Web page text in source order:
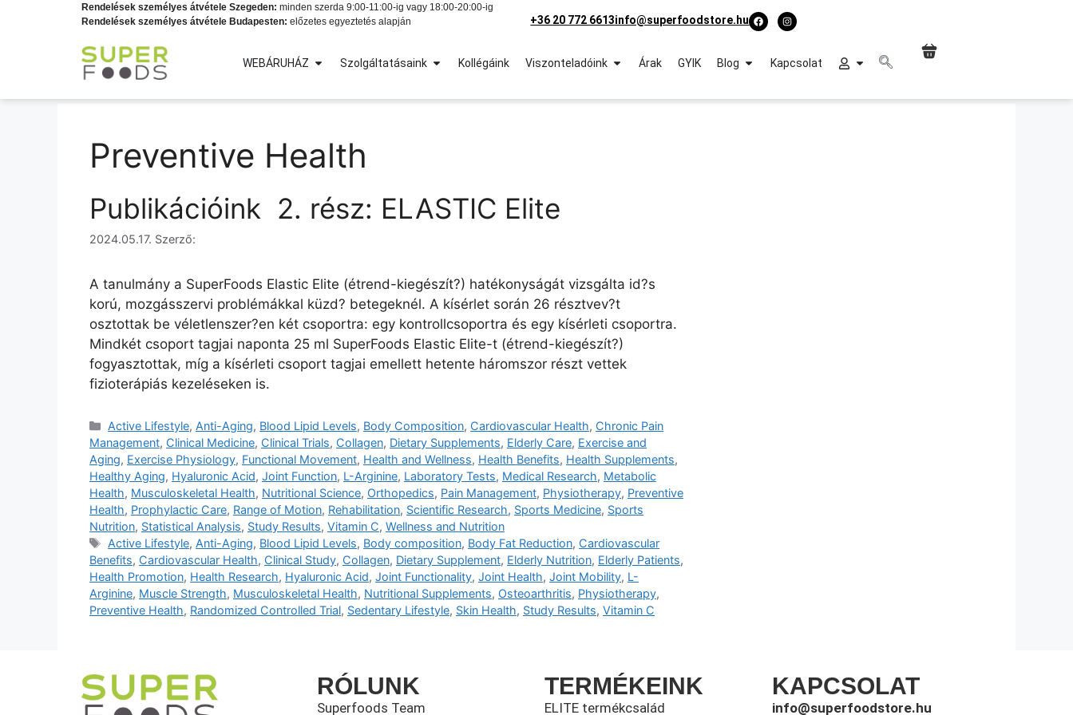
Rendelések személyes átvétele Szegeden: minden szerda 9:00-11:00-ig vagy 18:00-20:00-ig
Rendelések személyes átvétele Budapesten: előzetes egyeztetés alapján +36 20 772 6613info@superfoodstore.hu
WEBÁRUHÁZ Szolgáltatásaink Kollégáink Viszonteladóink Árak GYIK Blog Kapcsolat
Preventive Health
Publikációink  2. rész: ELASTIC Elite
2024.05.17. Szerző:
A tanulmány a SuperFoods Elastic Elite (étrend-kiegészít?) hatékonyságát vizsgálta id?s
korú, mozgásszervi problémákkal küzd? betegeknél. A kísérlet során 26 résztvev?t
osztottak be véletlenszer?en két csoportra: egy kontrollcsoportra és egy kísérleti csoportra.
Mindkét csoport tagjai naponta 25 ml SuperFoods Elastic Elite-t (étrend-kiegészít?)
fogyasztottak, míg a kísérleti csoport tagjai emellett hetente háromszor részt vettek
fizioterápiás kezeléseken is.
Active Lifestyle, Anti-Aging, Blood Lipid Levels, Body Composition, Cardiovascular Health, Chronic Pain
Management, Clinical Medicine, Clinical Trials, Collagen, Dietary Supplements, Elderly Care, Exercise and
Aging, Exercise Physiology, Functional Movement, Health and Wellness, Health Benefits, Health Supplements,
Healthy Aging, Hyaluronic Acid, Joint Function, L-Arginine, Laboratory Tests, Medical Research, Metabolic
Health, Musculoskeletal Health, Nutritional Science, Orthopedics, Pain Management, Physiotherapy, Preventive
Health, Prophylactic Care, Range of Motion, Rehabilitation, Scientific Research, Sports Medicine, Sports
Nutrition, Statistical Analysis, Study Results, Vitamin C, Wellness and Nutrition
Active Lifestyle, Anti-Aging, Blood Lipid Levels, Body composition, Body Fat Reduction, Cardiovascular
Benefits, Cardiovascular Health, Clinical Study, Collagen, Dietary Supplement, Elderly Nutrition, Elderly Patients,
Health Promotion, Health Research, Hyaluronic Acid, Joint Functionality, Joint Health, Joint Mobility, L-
Arginine, Muscle Strength, Musculoskeletal Health, Nutritional Supplements, Osteoarthritis, Physiotherapy,
Preventive Health, Randomized Controlled Trial, Sedentary Lifestyle, Skin Health, Study Results, Vitamin C
RÓLUNK
Superfoods Team
TERMÉKEINK
ELITE termékcsalád
KAPCSOLAT
info@superfoodstore.hu